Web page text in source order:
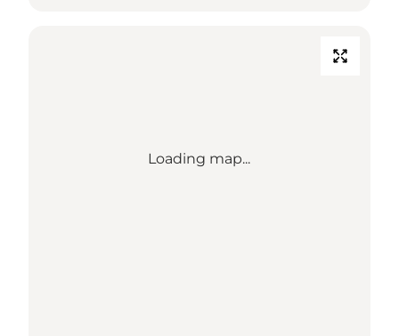
Loading map...